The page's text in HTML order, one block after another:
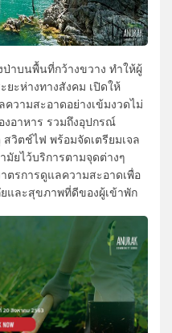
ป่าบนพื้นที่กว้างขวาง ทำให้ผู้
ยะห่างทางสังคม เปิดให้
วามสะอาดอย่างเข้มงวดไม่
อาหาร รวมถึงอุปกรณ์
วิตช์ไฟ พร้อมจัดเตรียมเจล
ยไว้บริการตามจุดต่างๆ
ตรการดูแลความสะอาดเพื่อ
และสุขภาพที่ดีของผู้เข้าพัก